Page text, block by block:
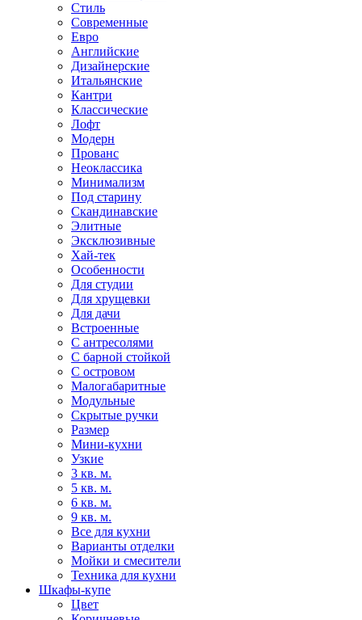
Стиль
Современные
Евро
Английские
Дизайнерские
Итальянские
Кантри
Классические
Лофт
Модерн
Прованс
Неоклассика
Минимализм
Под старину
Скандинавские
Элитные
Эксклюзивные
Хай-тек
Особенности
Для студии
Для хрущевки
Для дачи
Встроенные
С антресолями
С барной стойкой
С островом
Малогабаритные
Модульные
Скрытые ручки
Размер
Мини-кухни
Узкие
3 кв. м.
5 кв. м.
6 кв. м.
9 кв. м.
Все для кухни
Варианты отделки
Мойки и смесители
Техника для кухни
Шкафы-купе
Цвет